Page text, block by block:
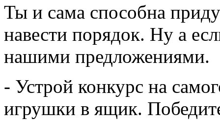
Ты и сама способна
навести порядок. Ну а
нашими предложениями.
- Устрой конкурс на
игрушки в ящик.